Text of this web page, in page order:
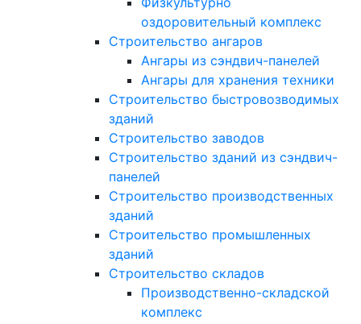
оздоровительный комплекс
Строительство ангаров
Ангары из сэндвич-панелей
Ангары для хранения техники
Строительство быстровозводимых
зданий
Строительство заводов
Строительство зданий из сэндвич-
панелей
Строительство производственных
зданий
Строительство промышленных
зданий
Строительство складов
Производственно-складской
комплекс